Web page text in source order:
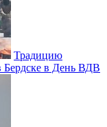
Традицию
Бердске в День ВДВ